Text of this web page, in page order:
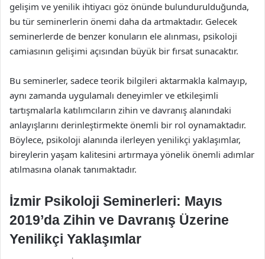
gelişim ve yenilik ihtiyacı göz önünde bulundurulduğunda,
bu tür seminerlerin önemi daha da artmaktadır. Gelecek
seminerlerde de benzer konuların ele alınması, psikoloji
camiasının gelişimi açısından büyük bir fırsat sunacaktır.
Bu seminerler, sadece teorik bilgileri aktarmakla kalmayıp,
aynı zamanda uygulamalı deneyimler ve etkileşimli
tartışmalarla katılımcıların zihin ve davranış alanındaki
anlayışlarını derinleştirmekte önemli bir rol oynamaktadır.
Böylece, psikoloji alanında ilerleyen yenilikçi yaklaşımlar,
bireylerin yaşam kalitesini artırmaya yönelik önemli adımlar
atılmasına olanak tanımaktadır.
İzmir Psikoloji Seminerleri: Mayıs
2019’da Zihin ve Davranış Üzerine
Yenilikçi Yaklaşımlar